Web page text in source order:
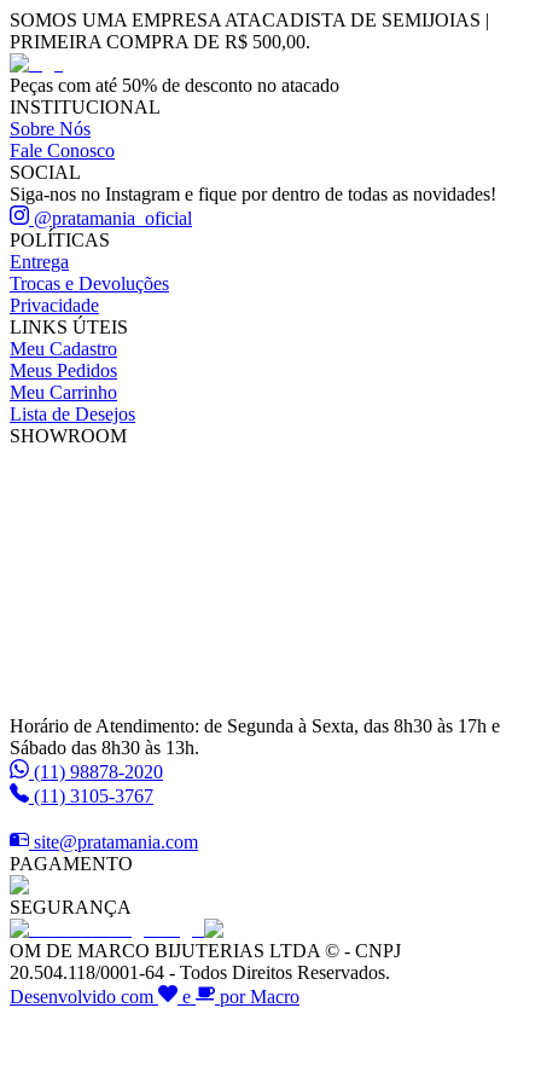
SOMOS UMA EMPRESA ATACADISTA DE SEMIJOIAS |
PRIMEIRA COMPRA DE R$ 500,00.
Peças com até 50% de desconto no atacado
INSTITUCIONAL
Sobre Nós
Fale Conosco
SOCIAL
Siga-nos no Instagram e fique por dentro de todas as novidades!
@pratamania_oficial
POLÍTICAS
Entrega
Trocas e Devoluções
Privacidade
LINKS ÚTEIS
Meu Cadastro
Meus Pedidos
Meu Carrinho
Lista de Desejos
SHOWROOM
Horário de Atendimento: de Segunda à Sexta, das 8h30 às 17h e
Sábado das 8h30 às 13h.
(11) 98878-2020
(11) 3105-3767
site@pratamania.com
PAGAMENTO
SEGURANÇA
OM DE MARCO BIJUTERIAS LTDA © - CNPJ
20.504.118/0001-64 - Todos Direitos Reservados.
Desenvolvido com
e por Macro